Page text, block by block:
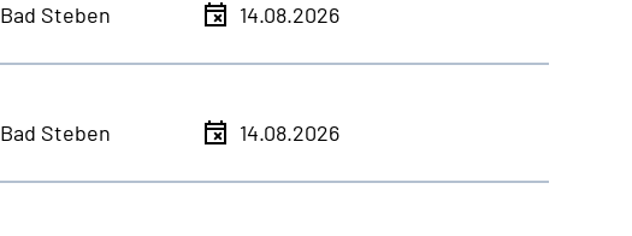
Bad Steben 14.08.2026
Bad Steben 14.08.2026